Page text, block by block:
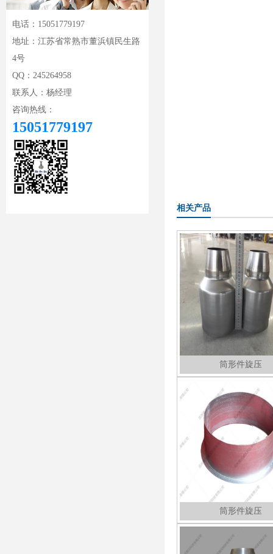
电话：15051779197
地址：江苏省常熟市董浜镇民生路
4号
QQ：245264958
联系人：杨经理
咨询热线：
15051779197
相关产品
筒形件旋压
筒形件旋压